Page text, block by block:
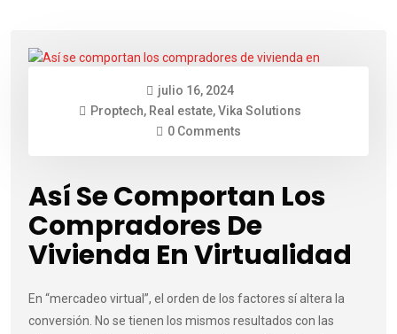
julio 16, 2024
Proptech, Real estate,Vika Solutions
0 Comments
Así Se Comportan Los
Compradores De
Vivienda En Virtualidad
En “mercadeo virtual”, el orden de los factores sí altera la
conversión. No se tienen los mismos resultados con las